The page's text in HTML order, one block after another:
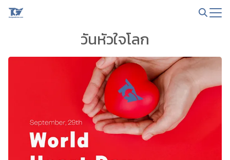
Skip
วันหัวใจโลก